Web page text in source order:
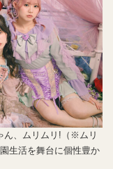
ん、ムリムリ!（※ムリ
生活を舞台に個性豊か